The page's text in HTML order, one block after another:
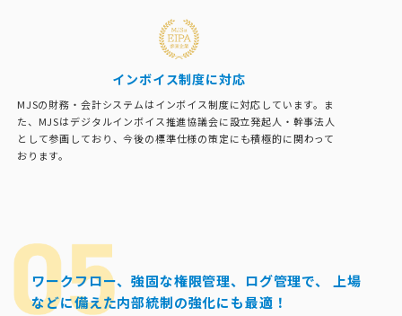
インボイス制度に対応
MJSの財務・会計システムはインボイス制度に対応しています。ま
た、MJSはデジタルインボイス推進協議会に設立発起人・幹事法人
として参画しており、今後の標準仕様の策定にも積極的に関わって
おります。
ワークフロー、強固な権限管理、ログ管理で、
上場
などに備えた内部統制の強化にも最適！